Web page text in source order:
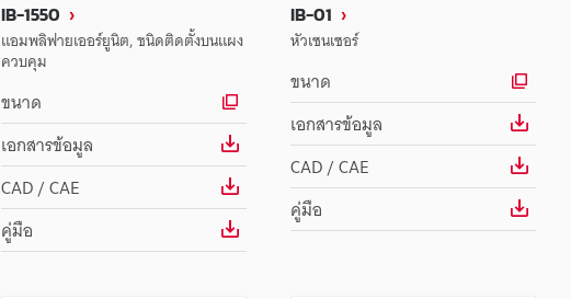
IB-1550
แอมพลิฟายเออร์ยูนิต, ชนิดติดตั้งบนแผง
ควบคุม
ขนาด
เอกสารข้อมูล
CAD / CAE
คู่มือ
IB-01
หัวเซนเซอร์
ขนาด
เอกสารข้อมูล
CAD / CAE
คู่มือ